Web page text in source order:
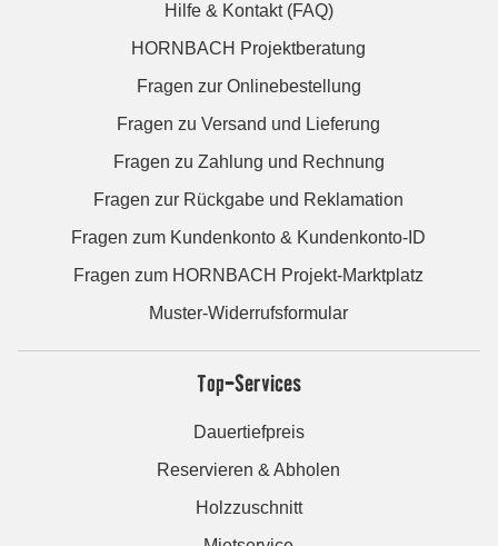
Hilfe & Kontakt (FAQ)
HORNBACH Projektberatung
Fragen zur Onlinebestellung
Fragen zu Versand und Lieferung
Fragen zu Zahlung und Rechnung
Fragen zur Rückgabe und Reklamation
Fragen zum Kundenkonto & Kundenkonto-ID
Fragen zum HORNBACH Projekt-Marktplatz
Muster-Widerrufsformular
Top-Services
Dauertiefpreis
Reservieren & Abholen
Holzzuschnitt